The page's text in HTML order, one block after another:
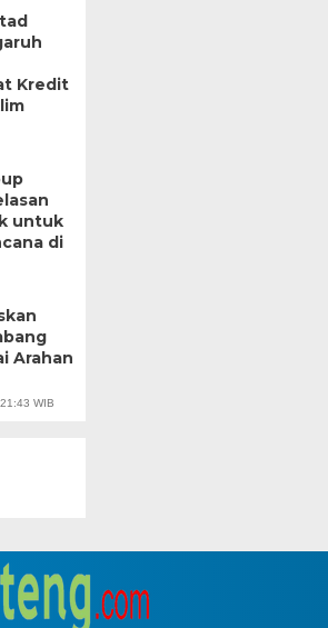
Kredit
untuk
di
Arahan
WIB